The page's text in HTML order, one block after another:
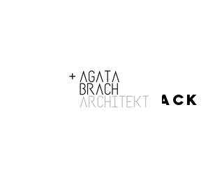
< Back